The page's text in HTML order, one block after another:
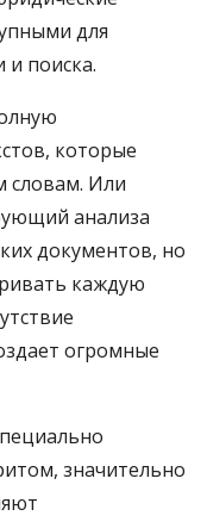
для
поиска.
которые
словам. Или
анализа
документов, но
каждую
огромные
значительно